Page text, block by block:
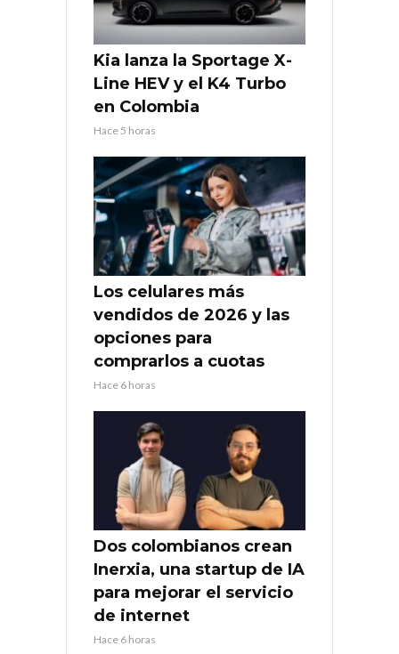
Kia lanza la Sportage X-
Line HEV y el K4 Turbo
en Colombia
Hace 5 horas
Los celulares más
vendidos de 2026 y las
opciones para
comprarlos a cuotas
Hace 6 horas
Dos colombianos crean
Inerxia, una startup de IA
para mejorar el servicio
de internet
Hace 6 horas